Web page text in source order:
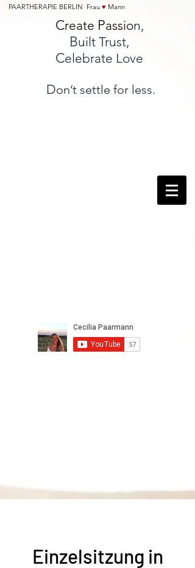
PAARTHERAPIE BERLIN Frau ♥ Mann
Create Passion,
Built Trust,
Celebrate Love
Don’t settle for less.
Einzelsitzung in